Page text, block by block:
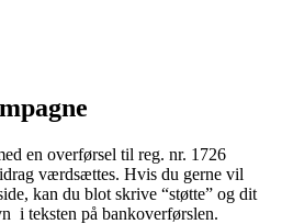
en overførsel til reg. nr. 1726
værdsættes. Hvis du gerne vil
kan du blot skrive “støtte” og dit
i teksten på bankoverførslen.